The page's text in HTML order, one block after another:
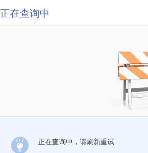
正在查询中
正在查询中，请刷新重试